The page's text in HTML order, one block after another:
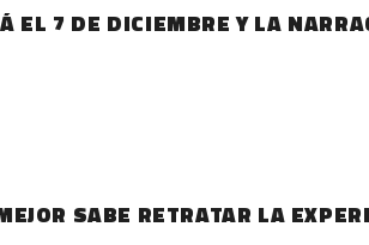
SE ESTRENARÁ EL 7 DE DICIEMBRE Y
SABE RETRATAR LA